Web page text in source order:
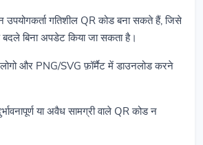
उपयोगकर्ता गतिशील QR कोड बना सकते हैं, जिसे
बदले बिना अपडेट किया जा सकता है।
और PNG/SVG फ़ॉर्मैट में डाउनलोड करने
या अवैध सामग्री वाले QR कोड न